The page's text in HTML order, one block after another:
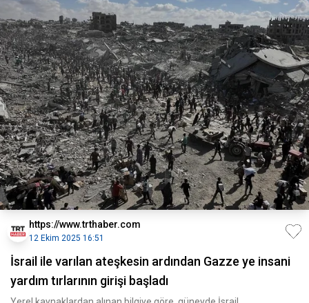
https://www.trthaber.com
12 Ekim 2025 16:51
İsrail ile varılan ateşkesin ardından Gazze ye insani
yardım tırlarının girişi başladı